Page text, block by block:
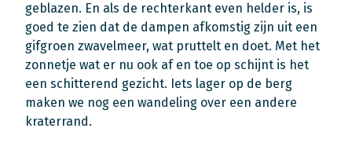
geblazen. En als de rechterkant even helder is, is
goed te zien dat de dampen afkomstig zijn uit een
gifgroen zwavelmeer, wat pruttelt en doet. Met het
zonnetje wat er nu ook af en toe op schijnt is het
een schitterend gezicht. Iets lager op de berg
maken we nog een wandeling over een andere
kraterrand.